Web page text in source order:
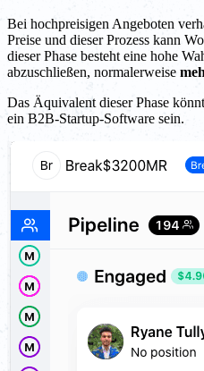
Bei hochpreisigen Angeboten
Preise und dieser Prozess kann
dieser Phase besteht eine hohe
abzuschließen, normalerweise
Das Äquivalent dieser Phase
ein B2B-Startup-Software sein.